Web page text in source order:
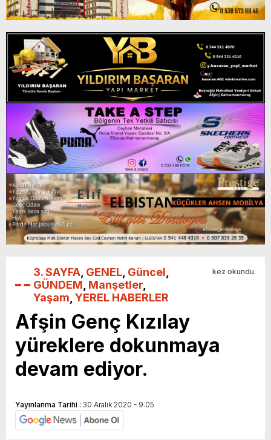
3. SAYFA GENEL Güncel
GÜNDEM Manşetler
Yaşam YEREL HABERLER
kez okundu.
Afşin Genç Kızılay
yüreklere dokunmaya
devam ediyor.
Yayınlanma Tarihi : 30 Aralık 2020 - 9:05